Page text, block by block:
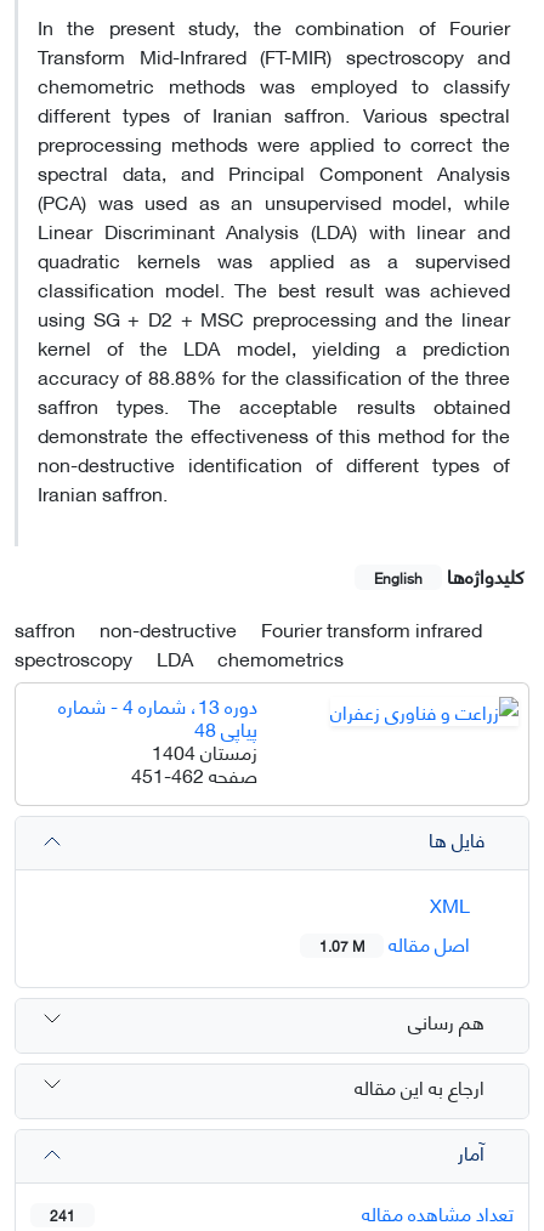
In the present study, the combination of Fourier
Transform Mid-Infrared (FT-MIR) spectroscopy and
chemometric methods was employed to classify
different types of Iranian saffron. Various spectral
preprocessing methods were applied to correct the
spectral data, and Principal Component Analysis
(PCA) was used as an unsupervised model, while
Linear Discriminant Analysis (LDA) with linear and
quadratic kernels was applied as a supervised
classification model. The best result was achieved
using SG + D2 + MSC preprocessing and the linear
kernel of the LDA model, yielding a prediction
accuracy of 88.88% for the classification of the three
saffron types. The acceptable results obtained
demonstrate the effectiveness of this method for the
non-destructive identification of different types of
Iranian saffron.
کلیدواژه‌ها English
saffron non-destructive
Fourier transform infrared
spectroscopy
LDA
chemometrics
دوره 13، شماره 4 - شماره
پیاپی 48
زمستان 1404
صفحه451-462
فایل ها
اصل مقاله
1.07 M
هم رسانی
ارجاع به این مقاله
آمار
تعداد مشاهده مقاله
241